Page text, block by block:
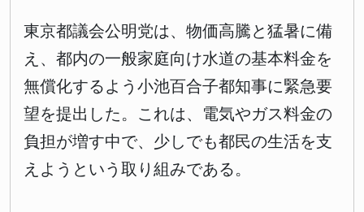
東京都議会公明党は、物価高騰と猛暑に備
え、都内の一般家庭向け水道の基本料金を
無償化するよう小池百合子都知事に緊急要
望を提出した。これは、電気やガス料金の
負担が増す中で、少しでも都民の生活を支
えようという取り組みである。